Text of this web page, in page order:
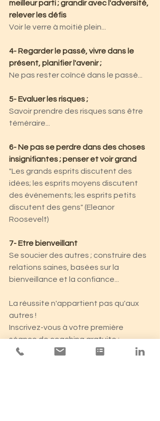
meilleur parti ; grandir avec l'adversité,
relever les défis
Voir le verre à moitié plein...
4- Regarder le passé, vivre dans le
présent, planifier l'avenir ;
Ne pas rester coîncé dans le passé...
5- Evaluer les risques ;
Savoir prendre des risques sans être
téméraire...
6- Ne pas se perdre dans des choses
insignifiantes ; penser et voir grand
"Les grands esprits discutent des
idées; les esprits moyens discutent
des événements; les esprits petits
discutent des gens" (Eleanor
Roosevelt)
7- Etre bienveillant
Se soucier des autres ; construire des
relations saines, basées sur la
bienveillance et la confiance...
La réussite n'appartient pas qu'aux
autres !
Inscrivez-vous à votre première
séance de coaching gratuite :
Rendez-vous